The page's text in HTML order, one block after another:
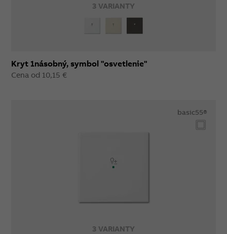
3 VARIANTY
Kryt 1násobný, symbol "osvetlenie"
Cena od 10,15 €
3 VARIANTY
basic55®